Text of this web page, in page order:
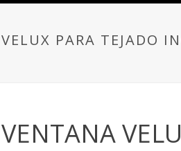
VELUX PARA TEJADO
VENTANA